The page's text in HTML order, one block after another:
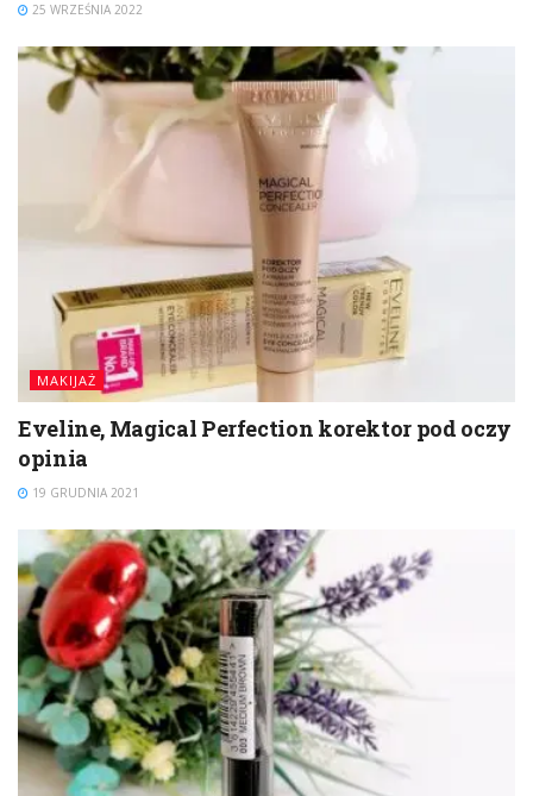
25 WRZEŚNIA 2022
MAKIJAŻ
Eveline, Magical Perfection korektor pod oczy
opinia
19 GRUDNIA 2021